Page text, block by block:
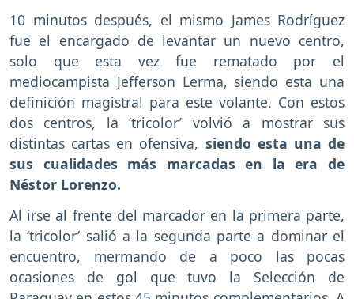
10 minutos después, el mismo James Rodríguez
fue el encargado de levantar un nuevo centro,
solo que esta vez fue rematado por el
mediocampista Jefferson Lerma, siendo esta una
definición magistral para este volante. Con estos
dos centros, la ‘tricolor’ volvió a mostrar sus
distintas cartas en ofensiva, siendo esta una de
sus cualidades más marcadas en la era de
Néstor Lorenzo.
Al irse al frente del marcador en la primera parte,
la ‘tricolor’ salió a la segunda parte a dominar el
encuentro, mermando de a poco las pocas
ocasiones de gol que tuvo la Selección de